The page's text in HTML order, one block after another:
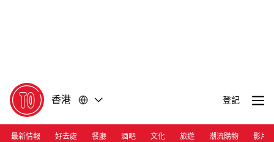
香港 登記
最新情報 好去處 餐廳 酒吧 文化 旅遊 潮流購物 影片